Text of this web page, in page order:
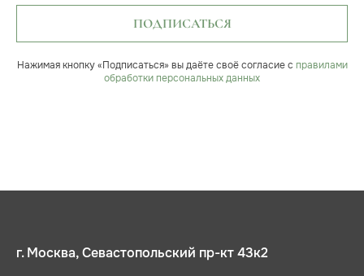
ПОДПИСАТЬСЯ
Нажимая кнопку «Подписаться» вы даёте своё согласие с правилами
обработки персональных данных
г. Москва, Севастопольский пр-кт 43к2